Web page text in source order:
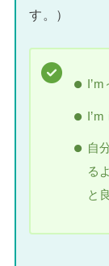
す。）
自
る
と